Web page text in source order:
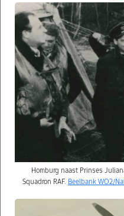
Homburg naast Prinses
Squadron RAF. Beelbank WO2/